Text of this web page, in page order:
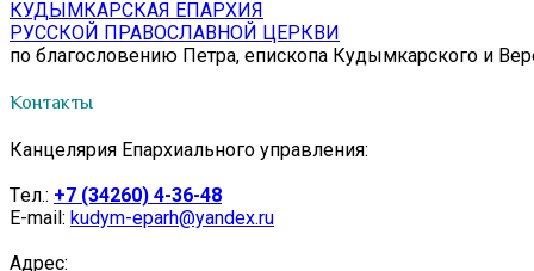
КУДЫМКАРСКАЯ ЕПАРХИЯ
РУССКОЙ ПРАВОСЛАВНОЙ ЦЕРКВИ
по благословению Петра, епископа Кудымкарского и
Контакты
Канцелярия Епархиального управления:
Tел.: +7 (34260) 4-36-48
E-mail: kudym-eparh@yandex.ru
Адрес: